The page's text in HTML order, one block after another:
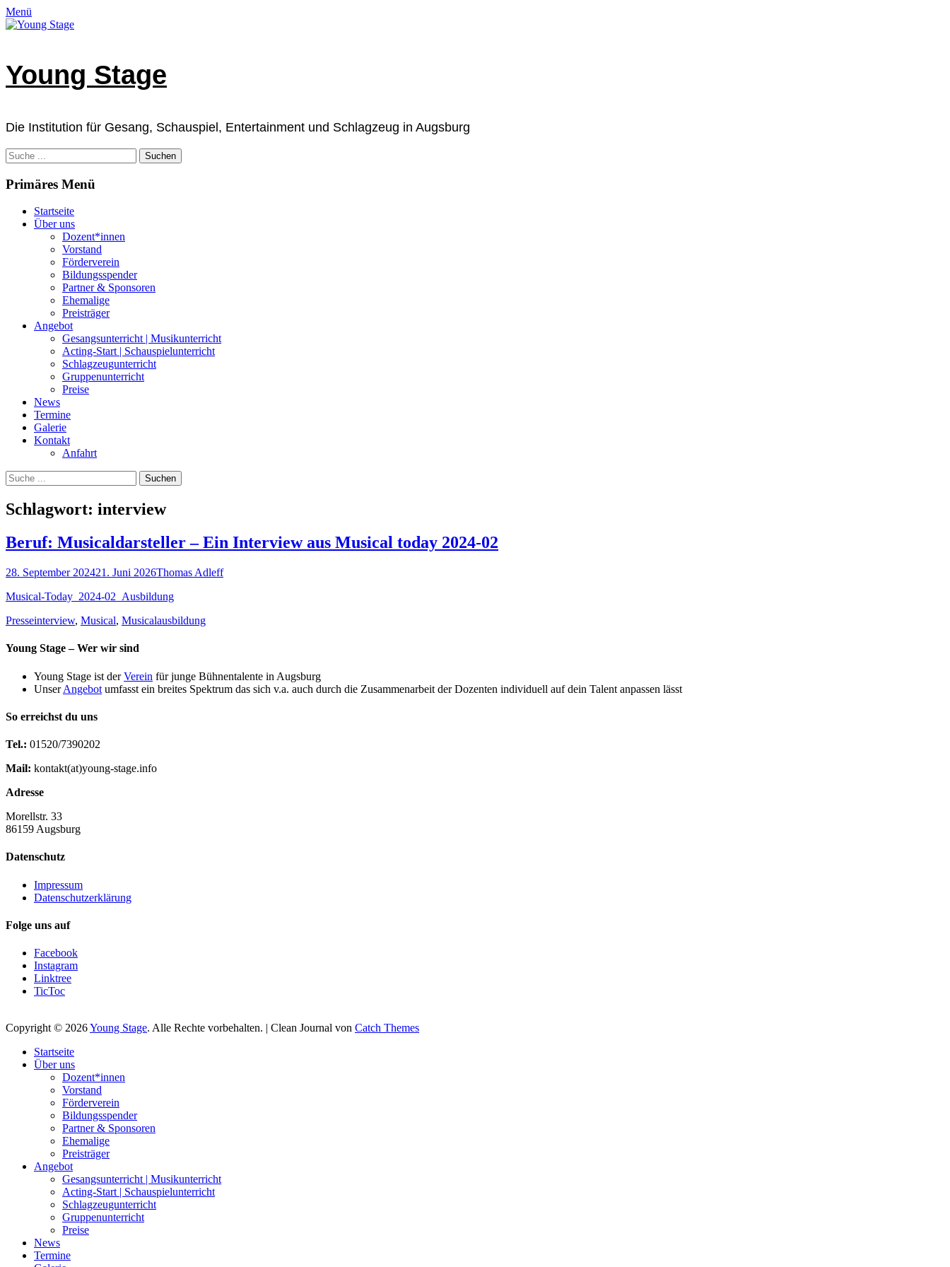
Zum
Inhalt
Facebook
E-
Mail
Instagram
Telefon
Verknüpfung
Menü
Young Stage
Die Institution für Gesang, Schauspiel, Entertainment und Schlagzeug in Augsburg
Suchen
nach:
Primäres Menü
Startseite
Über uns
Dozent*innen
Vorstand
Förderverein
Bildungsspender
Partner & Sponsoren
Ehemalige
Preisträger
Angebot
Gesangsunterricht | Musikunterricht
Acting-Start | Schauspielunterricht
Schlagzeugunterricht
Gruppenunterricht
Preise
News
Termine
Galerie
Kontakt
Anfahrt
Suchen
Suchen
nach:
Schlagwort: interview
Beruf: Musicaldarsteller – Ein Interview aus Musical today 2024-02
Posted
28. September 202421. Juni 2026Autor
Thomas Adleff
Musical-Today_2024-02_Ausbildung
Kategorien
PresseSchlagworte
interview, Musical, Musicalausbildung
Young Stage – Wer wir sind
Young Stage ist derVerein für junge Bühnentalente in Augsburg
UnserAngebot umfasst ein breites Spektrum das sich v.a. auch durch die Zusammenarbeit der Dozenten individuell auf dein Talent anpassen lässt
So erreichst du uns
Tel.: 01520/7390202
Mail: kontakt(at)young-stage.info
Adresse
Morellstr. 33
86159 Augsburg
Datenschutz
Impressum
Datenschutzerklärung
Folge uns auf
Facebook
Instagram
Linktree
TicToc
Copyright © 2026Young Stage. Alle Rechte vorbehalten. | Clean Journal von Catch Themes
oben
scrollen
Startseite
Über uns
Dozent*innen
Vorstand
Förderverein
Bildungsspender
Partner & Sponsoren
Ehemalige
Preisträger
Angebot
Gesangsunterricht | Musikunterricht
Acting-Start | Schauspielunterricht
Schlagzeugunterricht
Gruppenunterricht
Preise
News
Termine